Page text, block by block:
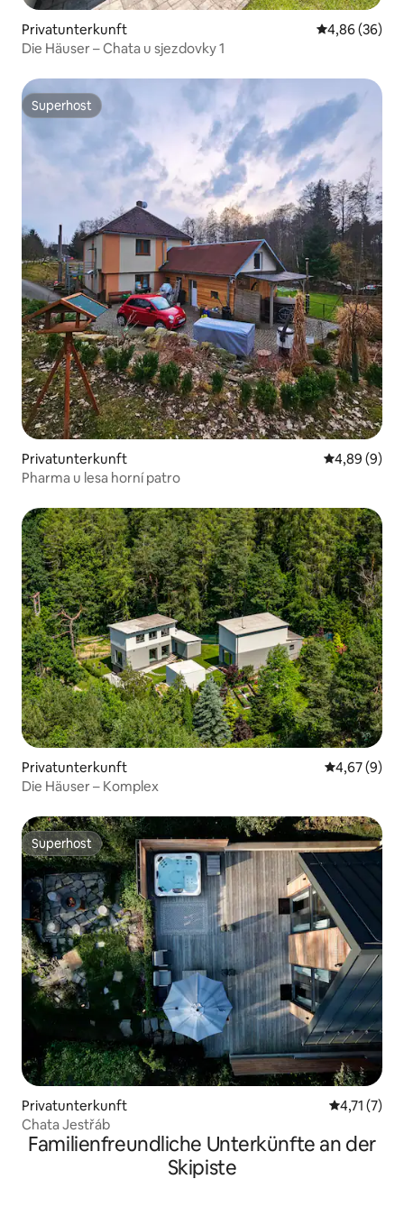
Privatunterkunft
4,86 (36)
Die Häuser – Chata u sjezdovky 1
Superhost
Superhost
Privatunterkunft
4,89 (9)
Pharma u lesa horní patro
Privatunterkunft
4,67 (9)
Die Häuser – Komplex
Superhost
Superhost
Privatunterkunft
4,71 (7)
Chata Jestřáb
Familienfreundliche Unterkünfte an der
Skipiste